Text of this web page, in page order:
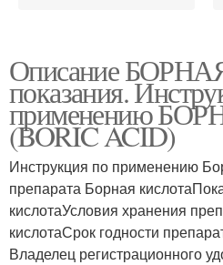
Кислоты от прыщей
Кислоты для кожи
Описание
показания.
применению
(BORIC ACID)
Инструкция по применению
препарата Борная
кислотаУсловия хранения
кислотаСрок годности
Владелец регистрационного